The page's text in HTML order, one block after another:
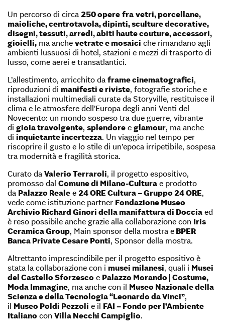
Un percorso di circa 250 opere fra vetri, porcellane,
maioliche, centrotavola, dipinti, sculture decorative,
disegni, tessuti, arredi, abiti haute couture, accessori,
gioielli, ma anche vetrate e mosaici che rimandano agli
ambienti lussuosi di hotel, stazioni e mezzi di trasporto di
lusso, come aerei e transatlantici.
L’allestimento, arricchito da frame cinematografici,
riproduzioni di manifesti e riviste, fotografie storiche e
installazioni multimediali curate da Storyville, restituisce il
clima e le atmosfere dell’Europa degli anni Venti del
Novecento: un mondo sospeso tra due guerre, vibrante
di gioia travolgente, splendore e glamour, ma anche
di inquietante incertezza. Un viaggio nel tempo per
riscoprire il gusto e lo stile di un’epoca irripetibile, sospesa
tra modernità e fragilità storica.
Curato da Valerio Terraroli, il progetto espositivo,
promosso dal Comune di Milano-Cultura e prodotto
da Palazzo Reale e 24 ORE Cultura – Gruppo 24 ORE,
vede come istituzione partner Fondazione Museo
Archivio Richard Ginori della manifattura di Doccia ed
è reso possibile anche grazie alla collaborazione con Iris
Ceramica Group, Main sponsor della mostra e BPER
Banca Private Cesare Ponti, Sponsor della mostra.
Altrettanto imprescindibile per il progetto espositivo è
stata la collaborazione con i musei milanesi, quali i Musei
del Castello Sforzesco e Palazzo Morando | Costume,
Moda Immagine, ma anche con il Museo Nazionale della
Scienza e della Tecnologia “Leonardo da Vinci”,
il Museo Poldi Pezzoli e il FAI – Fondo per l’Ambiente
Italiano con Villa Necchi Campiglio.